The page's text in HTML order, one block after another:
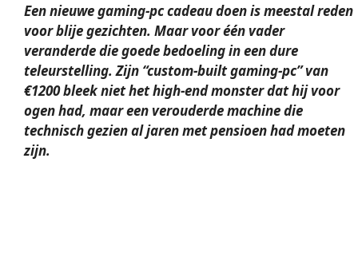
Een nieuwe gaming-pc cadeau doen is meestal reden
voor blije gezichten. Maar voor één vader
veranderde die goede bedoeling in een dure
teleurstelling. Zijn “custom-built gaming-pc” van
€1200 bleek niet het high-end monster dat hij voor
ogen had, maar een verouderde machine die
technisch gezien al jaren met pensioen had moeten
zijn.